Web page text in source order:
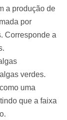
a produção de
por
Corresponde a
verdes.
uma
que a faixa